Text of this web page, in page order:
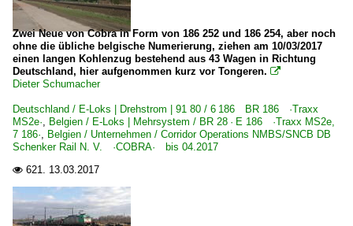
Zwei Neue von Cobra in Form von 186 252 und 186 254, aber noch
ohne die übliche belgische Numerierung, ziehen am 10/03/2017
einen langen Kohlenzug bestehend aus 43 Wagen in Richtung
Deutschland, hier aufgenommen kurz vor Tongeren. 
Dieter Schumacher
Deutschland / E-Loks | Drehstrom | 91 80 / 6 186 BR 186 ·Traxx
MS2e·, Belgien / E-Loks | Mehrsystem / BR 28 · E 186 ·Traxx MS2e,
7 186·, Belgien / Unternehmen / Corridor Operations NMBS/SNCB DB
Schenker Rail N. V. ·COBRA· bis 04.2017
 621. 13.03.2017